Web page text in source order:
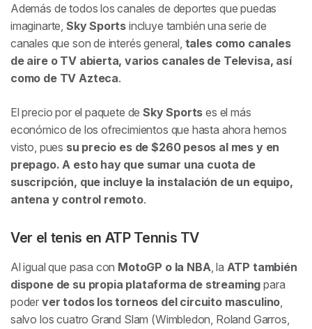
Además de todos los canales de deportes que puedas
imaginarte, Sky Sports incluye también una serie de
canales que son de interés general, tales como canales
de aire o TV abierta, varios canales de Televisa, así
como de TV Azteca.
El precio por el paquete deSky Sports es el más
económico de los ofrecimientos que hasta ahora hemos
visto, pues su precio es de $260 pesos al mes y en
prepago. A esto hay que sumar una cuota de
suscripción, que incluye la instalación de un equipo,
antena y control remoto.
Ver el tenis en ATP Tennis TV
Al igual que pasa con MotoGP o la NBA, la ATP también
dispone de su propia plataforma de streamingpara
poder ver todos los torneos del circuito masculino,
salvo los cuatro Grand Slam (Wimbledon, Roland Garros,